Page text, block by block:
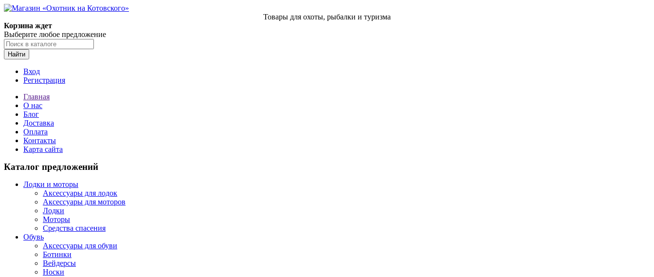
Товары для охоты, рыбалки и туризма
Корзина ждет
Выберите любое предложение
Найти
Вход
Регистрация
Главная
О нас
Блог
Доставка
Оплата
Контакты
Карта сайта
Каталог предложений
Лодки и моторы
Аксессуары для лодок
Аксессуары для моторов
Лодки
Моторы
Средства спасения
Обувь
Аксессуары для обуви
Ботинки
Вейдерсы
Носки